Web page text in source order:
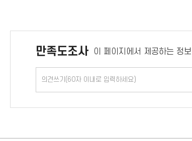
만족도조사 이 페이지에서 제공하는 정